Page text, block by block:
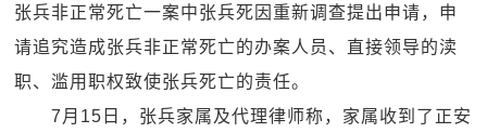
张兵非正常死亡一案中张兵死因重新调查提出申请，申
请追究造成张兵非正常死亡的办案人员、直接领导的渎
职、滥用职权致使张兵死亡的责任。
7月15日，张兵家属及代理律师称，家属收到了正安